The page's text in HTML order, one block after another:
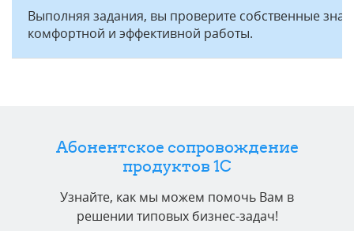
Выполняя задания, вы проверите собственные
комфортной и эффективной работы.
Абонентское сопровождение
продуктов 1C
Узнайте, как мы можем помочь Вам в
решении типовых бизнес-задач!